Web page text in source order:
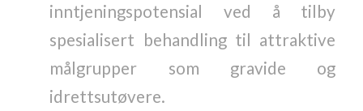
inntjeningspotensial ved å tilby
spesialisert behandling til attraktive
målgrupper som gravide og
idrettsutøvere.